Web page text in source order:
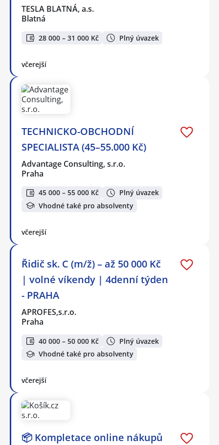
TESLA BLATNÁ, a.s.
Blatná
28 000 – 31 000 Kč Plný úvazek
včerejší
TECHNICKO-OBCHODNÍ
SPECIALISTA (45–55.000 Kč)
Advantage Consulting, s.r.o.
Praha
45 000 – 55 000 Kč
Plný úvazek
Vhodné také pro absolventy
včerejší
Řidič sk. C (m/ž) – až 50 000 Kč
| volné víkendy | 4denní týden
- PRAHA
APROFES,s.r.o.
Praha
40 000 – 50 000 Kč
Plný úvazek
Vhodné také pro absolventy
včerejší
📦 Kompletace online nákupů